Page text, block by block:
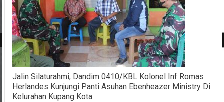
Jalin Silaturahmi, Dandim 0410/KBL Kolonel Inf Romas
Herlandes Kunjungi Panti Asuhan Ebenheazer Ministry Di
Kelurahan Kupang Kota